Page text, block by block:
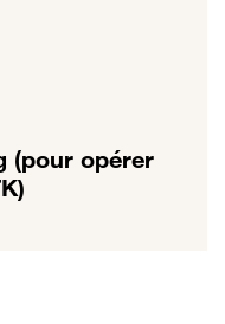
(pour opérer